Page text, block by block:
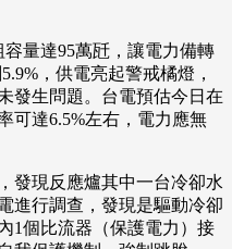
量達95萬瓩，讓電力備轉
，供電亮起警戒橘燈，
發生問題。台電預估今日在
可達6.5%左右，電力應無
發現反應爐其中一台冷卻水
進行調查，發現是驅動冷卻
1個比流器（保護電力）接